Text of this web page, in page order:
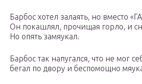
Барбос хотел залаять, но вместо
Он покашлял, прочищая горло, и
Но опять замяукал.
Барбос так напугался, что не мог
бегал по двору и беспомощно